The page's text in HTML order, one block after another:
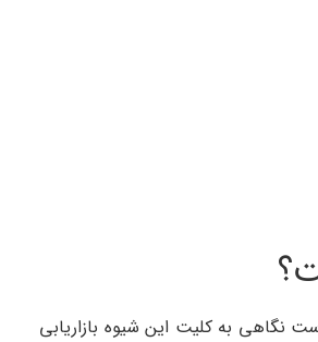
نگاهی به کلیت این شیوه بازاریابی